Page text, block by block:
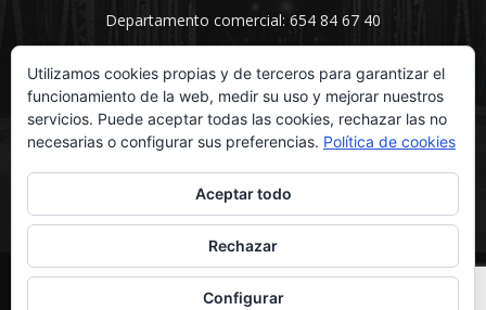
Departamento comercial: 654 84 67 40
SÍGUENOS
© UNIMEDIOS - Agencia de Marketing en Vélez-Málaga 2026
Utilizamos cookies propias y de terceros para garantizar el
funcionamiento de la web, medir su uso y mejorar nuestros
servicios. Puede aceptar todas las cookies, rechazar las no
necesarias o configurar sus preferencias. Política de cookies
Aceptar todo
Rechazar
Configurar